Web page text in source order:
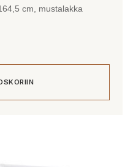
cm, mustalakka